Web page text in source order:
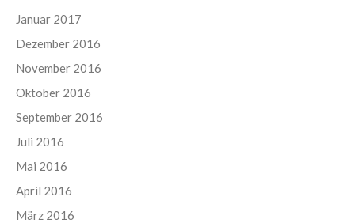
Januar 2017
Dezember 2016
November 2016
Oktober 2016
September 2016
Juli 2016
Mai 2016
April 2016
März 2016